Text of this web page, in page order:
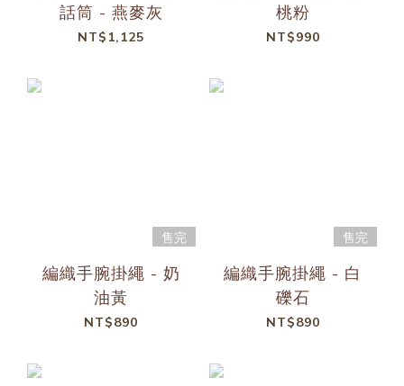
話筒 - 燕麥灰
NT$1,125
桃粉
NT$990
售完
編織手腕掛繩 - 奶
油黃
NT$890
售完
編織手腕掛繩 - 白
礫石
NT$890